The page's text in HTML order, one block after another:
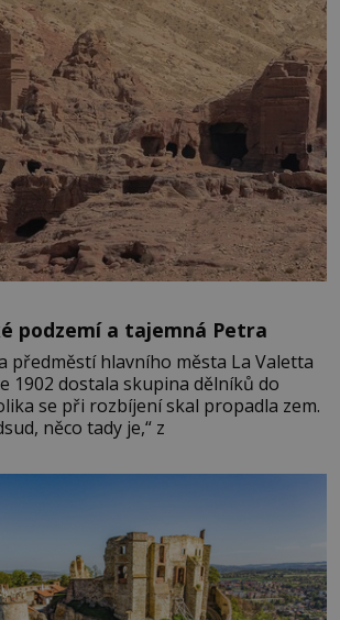
podzemí a tajemná Petra
předměstí hlavního města La Valetta
1902 dostala skupina dělníků do
se při rozbíjení skal propadla zem.
něco tady je,“ z